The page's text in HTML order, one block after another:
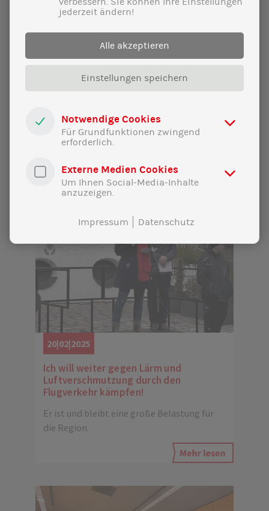
22|02|2025
Volles Haus für Fortschritt und unsere
Demokratie!
20|02|2025
Ich will weiter gegen Lärm und
Luftverschmutzung durch den
Flugverkehr kämpfen!
Er ist und bleibt eine große Belastung für
die Region.
jederzeit ändern!
Alle akzeptieren
Einstellungen speichern
Notwendige Cookies
Für Grundfunktionen zwingend
erforderlich.
Externe Medien Cookies
Um Ihnen Social-Media-Inhalte
anzuzeigen.
Impressum Datenschutz